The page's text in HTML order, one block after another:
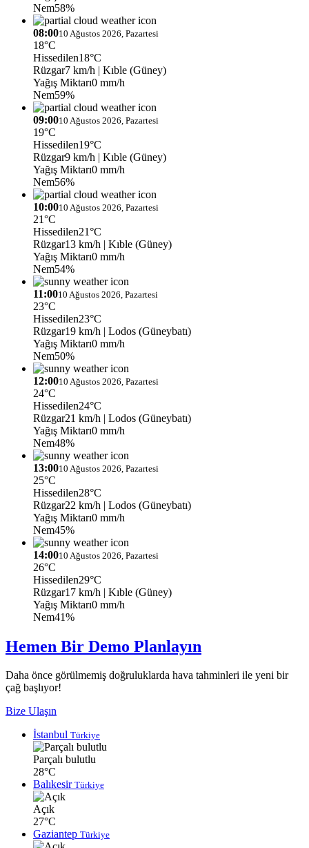
Nem58%
08:0010 Ağustos 2026, Pazartesi
18°C
Hissedilen18°C
Rüzgar7 km/h | Kıble (Güney)
Yağış Miktarı0 mm/h
Nem59%
09:0010 Ağustos 2026, Pazartesi
19°C
Hissedilen19°C
Rüzgar9 km/h | Kıble (Güney)
Yağış Miktarı0 mm/h
Nem56%
10:0010 Ağustos 2026, Pazartesi
21°C
Hissedilen21°C
Rüzgar13 km/h | Kıble (Güney)
Yağış Miktarı0 mm/h
Nem54%
11:0010 Ağustos 2026, Pazartesi
23°C
Hissedilen23°C
Rüzgar19 km/h | Lodos (Güneybatı)
Yağış Miktarı0 mm/h
Nem50%
12:0010 Ağustos 2026, Pazartesi
24°C
Hissedilen24°C
Rüzgar21 km/h | Lodos (Güneybatı)
Yağış Miktarı0 mm/h
Nem48%
13:0010 Ağustos 2026, Pazartesi
25°C
Hissedilen28°C
Rüzgar22 km/h | Lodos (Güneybatı)
Yağış Miktarı0 mm/h
Nem45%
14:0010 Ağustos 2026, Pazartesi
26°C
Hissedilen29°C
Rüzgar17 km/h | Kıble (Güney)
Yağış Miktarı0 mm/h
Nem41%
Hemen Bir Demo Planlayın
Daha önce görülmemiş doğruluklarda hava tahminleri ile yeni bir
çağ başlıyor!
Bize Ulaşın
İstanbul Türkiye
Parçalı bulutlu
28°C
Balıkesir Türkiye
Açık
27°C
Gaziantep Türkiye